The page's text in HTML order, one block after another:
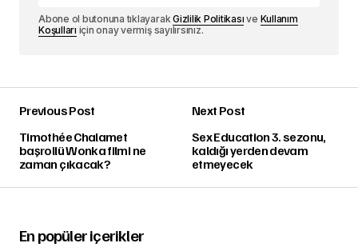
Abone ol butonuna tıklayarakGizlilik Politikası ve Kullanım
Koşulları için onay vermiş sayılırsınız.
Previous Post
Timothée Chalamet
başrollü Wonka filmi ne
zaman çıkacak?
Next Post
Sex Education 3. sezonu,
kaldığı yerden devam
etmeyecek
En popüler içerikler